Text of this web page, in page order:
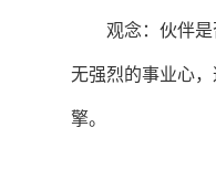
观念：伙伴
无强烈的事业心，
擎。